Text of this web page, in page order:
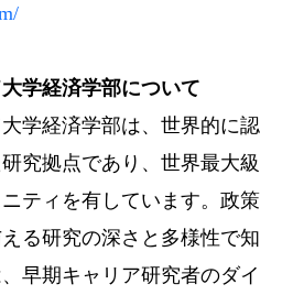
学経済学部について
学経済学部は、世界的に認
究拠点であり、世界最大級
ティを有しています。政策
る研究の深さと多様性で知
早期キャリア研究者のダイ